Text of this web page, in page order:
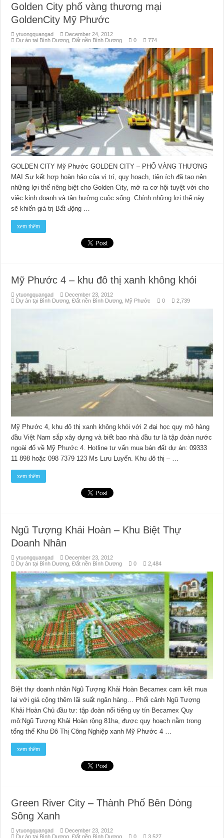
Golden City phố vàng thương mại
GoldenCity Mỹ Phước
ytuongquangad
December 24, 2012
Dự án tại Bình Dương ,Đất nền Bình Dương 0 774
GOLDEN CITY Mỹ Phước GOLDEN CITY – PHỐ VÀNG THƯƠNG
MẠI Sự kết hợp hoàn hảo của vị trí, quy hoạch, tiện ích đã tạo nên
những lợi thế riêng biệt cho Golden City, mở ra cơ hội tuyệt vời cho
việc kinh doanh và tận hưởng cuộc sống. Chính những lợi thế này
sẽ khiến giá trị Bất động …
xem thêm
Mỹ Phước 4 – khu đô thị xanh không khói
ytuongquangad
December 23, 2012
Dự án tại Bình Dương ,Đất nền Bình Dương Mỹ Phước 0 2,739
Mỹ Phước 4, khu đô thị xanh không khói với 2 đại học quy mô hàng
đầu Việt Nam sắp xây dựng và biết bao nhà đầu tư là tập đoàn nước
ngoài đổ về Mỹ Phước 4. Hotline tư vấn mua bán đất dự án: 09333
11 898 hoặc 098 7379 123 Ms Lưu Luyến. Khu đô thị – …
xem thêm
Ngũ Tượng Khải Hoàn – Khu Biệt Thự
Doanh Nhân
ytuongquangad
December 23, 2012
Dự án tại Bình Dương ,Đất nền Bình Dương 0 2,484
Biệt thự doanh nhân Ngũ Tượng Khải Hoàn Becamex cam kết mua
lại với giá cộng thêm lãi suất ngân hàng… Phối cảnh Ngũ Tượng
Khải Hoàn Chủ đầu tư: tập đoàn nổi tiếng uy tín Becamex Quy
mô:Ngũ Tượng Khải Hoàn rộng 81ha, được quy hoạch nằm trong
tổng thế Khu Đô Thị Công Nghiệp xanh Mỹ Phước 4 …
xem thêm
Green River City – Thành Phố Bên Dòng
Sông Xanh
ytuongquangad
December 23, 2012
Dự án tại Bình Dương ,Đất nền Bình Dương 0 3,527